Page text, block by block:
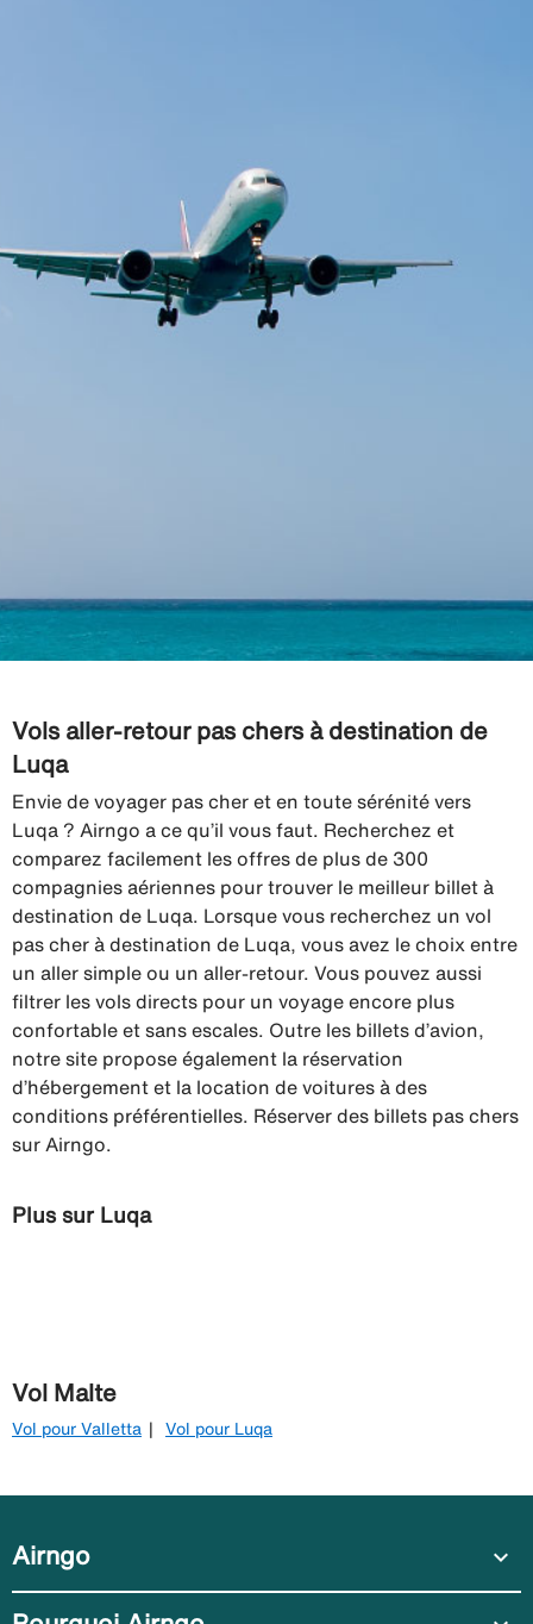
Vols aller-retour pas chers à destination de
Luqa
Envie de voyager pas cher et en toute sérénité vers
Luqa ? Airngo a ce qu’il vous faut. Recherchez et
comparez facilement les offres de plus de 300
compagnies aériennes pour trouver le meilleur billet à
destination de Luqa. Lorsque vous recherchez un vol
pas cher à destination de Luqa, vous avez le choix entre
un aller simple ou un aller-retour. Vous pouvez aussi
filtrer les vols directs pour un voyage encore plus
confortable et sans escales. Outre les billets d’avion,
notre site propose également la réservation
d’hébergement et la location de voitures à des
conditions préférentielles. Réserver des billets pas chers
sur Airngo.
Plus sur Luqa
Vol Malte
Vol pour Valletta Vol pour Luqa
Airngo expand_more